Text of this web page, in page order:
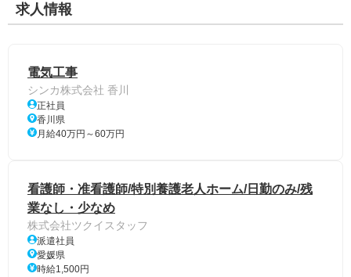
求人情報
電気工事
シンカ株式会社 香川
正社員
香川県
月給40万円～60万円
看護師・准看護師/特別養護老人ホーム/日勤のみ/残
業なし・少なめ
株式会社ツクイスタッフ
派遣社員
愛媛県
時給1,500円